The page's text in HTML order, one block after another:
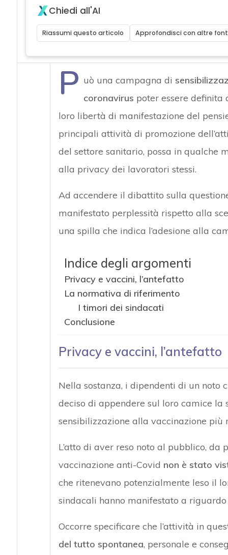
Chiedi all'AI
Riassumi questo articolo Approfondisci con altre
P uò una campagna di
coronavirus poter essere
loro libertà di manifestazione del
principali attività di promozione
del settore sanitario, possa in qualche
alla privacy dei lavoratori stessi.
Ad accendere il dibattito sulla
manifestato perplessità rispetto alla
una spilla che indica l’adesione alla
Indice degli argomenti
Privacy e vaccini, l’antefatto
La normativa di riferimento
I timori dei sindacati
Conclusione
Privacy e vaccini, l’antefatto
Nella sostanza, i dipendenti di un noto
deciso di appendere sul loro camice
sensibilizzazione alla vaccinazione più
L’atto di aver reso noto al pubblico, da
vaccinazione anti-Covid non è stato
che ritenevano potenzialmente leso il
sindacali hanno manifestato a
Occorre specificare che l’attività in
del tutto spontanea, personale e